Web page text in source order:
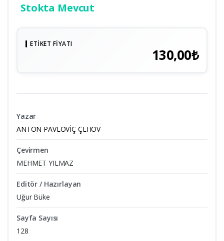
Stokta Mevcut
ETIKET FIYATI
130,00₺
Yazar
ANTON PAVLOVİÇ ÇEHOV
Çevirmen
MEHMET YILMAZ
Editör / Hazırlayan
Uğur Büke
Sayfa Sayısı
128